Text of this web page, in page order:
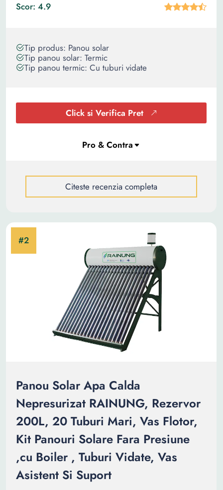
Scor: 4.9
Tip produs: Panou solar
Tip panou solar: Termic
Tip panou termic: Cu tuburi vidate
Click si Verifica Pret
Citeste recenzia completa
Panou Solar Apa Calda
Nepresurizat RAINUNG, Rezervor
200L, 20 Tuburi Mari, Vas Flotor,
Kit Panouri Solare Fara Presiune
,cu Boiler , Tuburi Vidate, Vas
Asistent Si Suport